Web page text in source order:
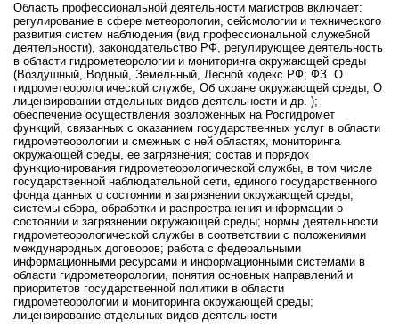
Область профессиональной деятельности магистров включает:
регулирование в сфере метеорологии, сейсмологии и технического
развития систем наблюдения (вид профессиональной служебной
деятельности), законодательство РФ, регулирующее деятельность
в области гидрометеорологии и мониторинга окружающей среды
(Воздушный, Водный, Земельный, Лесной кодекс РФ; ФЗ О
гидрометеорологической службе, Об охране окружающей среды, О
лицензировании отдельных видов деятельности и др. );
обеспечение осуществления возложенных на Росгидромет
функций, связанных с оказанием государственных услуг в области
гидрометеорологии и смежных с ней областях, мониторинга
окружающей среды, ее загрязнения; состав и порядок
функционирования гидрометеорологической службы, в том числе
государственной наблюдательной сети, единого государственного
фонда данных о состоянии и загрязнении окружающей среды;
системы сбора, обработки и распространения информации о
состоянии и загрязнении окружающей среды; нормы деятельности
гидрометеорологической службы в соответствии с положениями
международных договоров; работа с федеральными
информационными ресурсами и информационными системами в
области гидрометеорологии, понятия основных направлений и
приоритетов государственной политики в области
гидрометеорологии и мониторинга окружающей среды;
лицензирование отдельных видов деятельности